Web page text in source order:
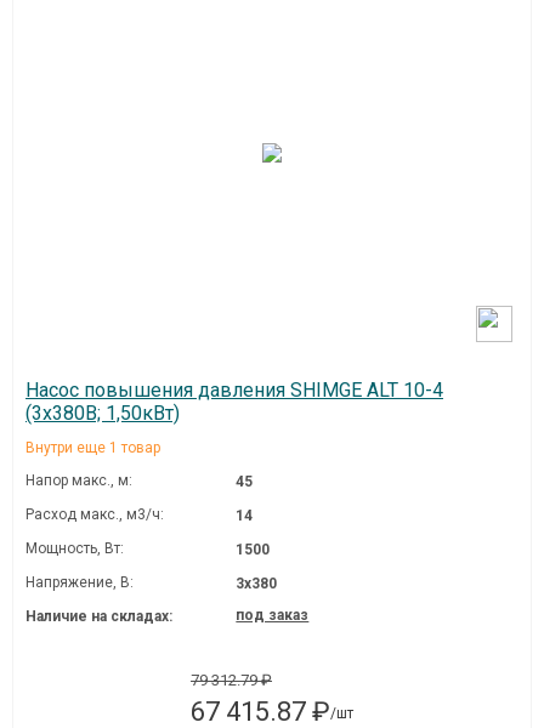
Насос повышения давления SHIMGE ALT 10-4
(3х380В; 1,50кВт)
Внутри еще 1 товар
Напор макс., м:
45
Расход макс., м3/ч:
14
Мощность, Вт:
1500
Напряжение, В:
3х380
Наличие на складах:
под заказ
79 312.79 ₽
67 415.87 ₽/шт